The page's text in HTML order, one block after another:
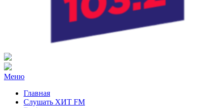
Радио ХИТ FM Курган
103.2 FM
Меню
Главная
Слушать ХИТ FM